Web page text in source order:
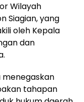
Wilayah
Siagian, yang
oleh Kepala
dan
menegaskan
tahapan